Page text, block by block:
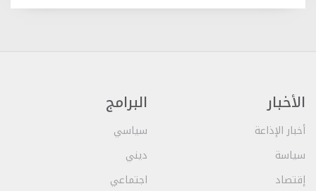
الأخبار
أخبار الإذاعة
سياسة
إقتصاد
البرامج
سياسي
ديني
اجتماعي